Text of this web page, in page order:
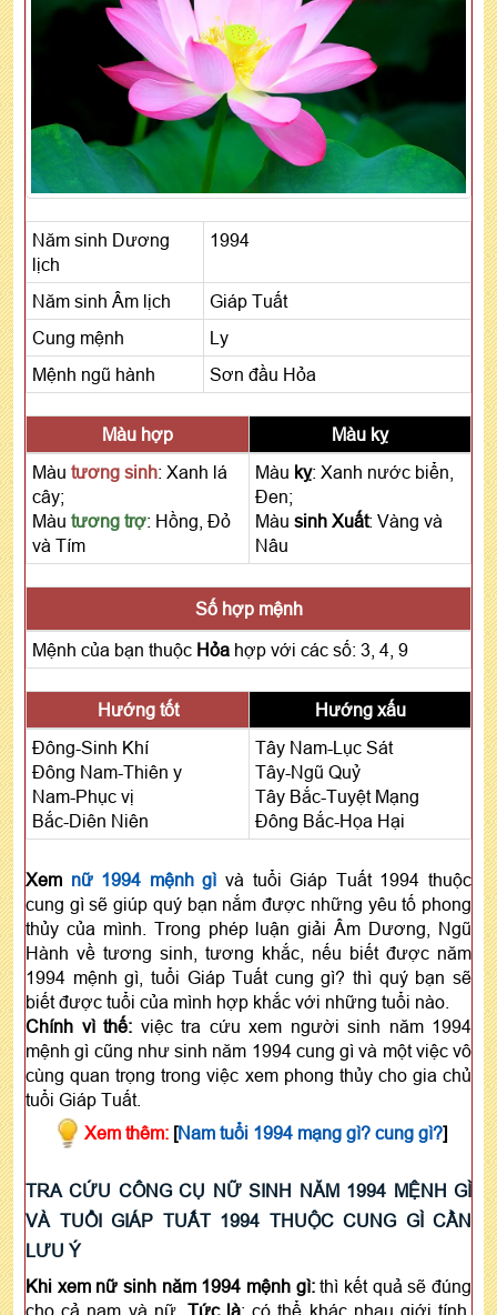
Năm sinh Dương
lịch
1994
Năm sinh Âm lịch
Giáp Tuất
Cung mệnh
Ly
Mệnh ngũ hành
Sơn đầu Hỏa
Màu hợp
Màu kỵ
Màu tương sinh: Xanh lá
cây;
Màu tương trợ: Hồng, Đỏ
và Tím
Màu kỵ: Xanh nước biển,
Đen;
Màu sinh Xuất: Vàng và
Nâu
Số hợp mệnh
Mệnh của bạn thuộc Hỏa hợp với các số: 3, 4, 9
Hướng tốt
Hướng xấu
Đông-Sinh Khí
Đông Nam-Thiên y
Nam-Phục vị
Bắc-Diên Niên
Tây Nam-Lục Sát
Tây-Ngũ Quỷ
Tây Bắc-Tuyệt Mạng
Đông Bắc-Họa Hại
Xem nữ 1994 mệnh gì và tuổi Giáp Tuất 1994 thuộc
cung gì sẽ giúp quý bạn nắm được những yêu tố phong
thủy của mình. Trong phép luận giải Âm Dương, Ngũ
Hành về tương sinh, tương khắc, nếu biết được năm
1994 mệnh gì, tuổi Giáp Tuất cung gì? thì quý bạn sẽ
biết được tuổi của mình hợp khắc với những tuổi nào.
Chính vì thế: việc tra cứu xem người sinh năm 1994
mệnh gì cũng như sinh năm 1994 cung gì và một việc vô
cùng quan trọng trong việc xem phong thủy cho gia chủ
tuổi Giáp Tuất.
Xem thêm:[Nam tuổi 1994 mạng gì? cung gì?]
TRA CỨU CÔNG CỤ NỮ SINH NĂM 1994 MỆNH GÌ
VÀ TUỔI GIÁP TUẤT 1994 THUỘC CUNG GÌ CẦN
LƯU Ý
Khi xem nữ sinh năm 1994 mệnh gì:thì kết quả sẽ đúng
cho cả nam và nữ. Tức là: có thể khác nhau giới tính,